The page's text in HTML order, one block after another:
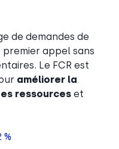
de demandes de
appel sans
Le FCR est
améliorer la
ressources et
%